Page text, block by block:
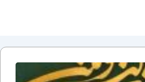
دلایل